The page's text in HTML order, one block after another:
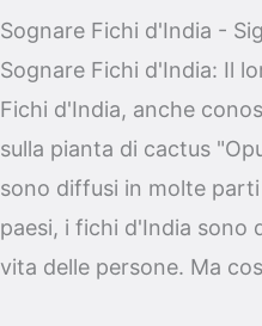
Sognare Fichi d'India -
Sognare Fichi d'India: Il
Fichi d'India, anche
sulla pianta di cactus
sono diffusi in molte
paesi, i fichi d'India sono
vita delle persone. Ma